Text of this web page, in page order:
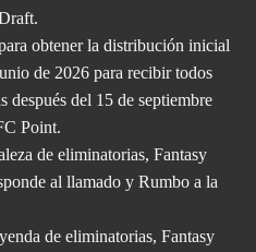
obtener la distribución inicial
de 2026 para recibir todos
después del 15 de septiembre
Point.
de eliminatorias, Fantasy
al llamado y Rumbo a la
de eliminatorias, Fantasy